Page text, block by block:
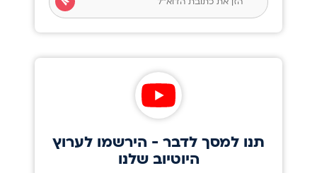
תנו למסך לדבר - הירשמו לערוץ
היוטיוב שלנו